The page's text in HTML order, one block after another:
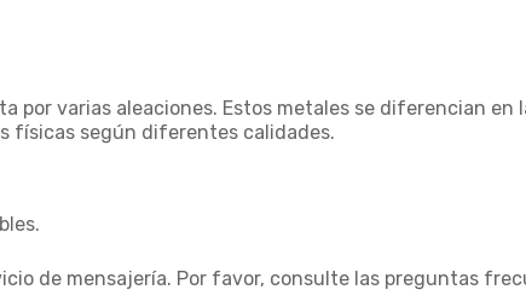
por varias aleaciones. Estos metales se diferencian
físicas según diferentes calidades.
de mensajería. Por favor, consulte las preguntas